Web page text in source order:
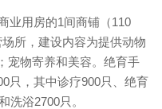
业用房的1间商铺（110
所，建设内容为提供动物
宠物寄养和美容。绝育手
只，其中诊疗900只、绝育
洗浴2700只。